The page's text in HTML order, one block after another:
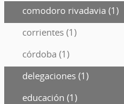
comodoro rivadavia (1)
corrientes (1)
córdoba (1)
delegaciones (1)
educación (1)